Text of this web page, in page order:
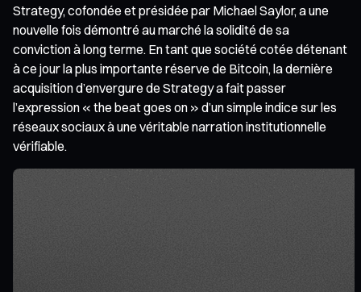
Strategy, cofondée et présidée par Michael Saylor, a une
nouvelle fois démontré au marché la solidité de sa
conviction à long terme. En tant que société cotée détenant
à ce jour la plus importante réserve de Bitcoin, la dernière
acquisition d’envergure de Strategy a fait passer
l’expression « the beat goes on » d’un simple indice sur les
réseaux sociaux à une véritable narration institutionnelle
vérifiable.